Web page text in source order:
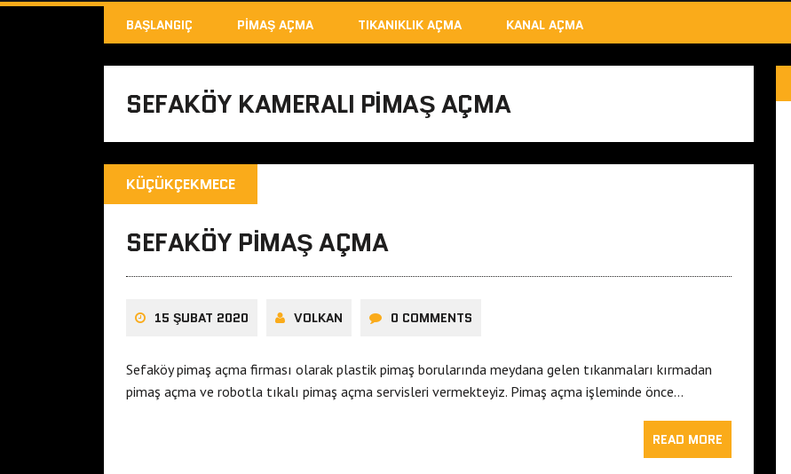
BAŞLANGIÇ PIMAŞ AÇMA TIKANIKLIK AÇMA KANAL AÇMA
SEFAKÖY KAMERALI PIMAŞ AÇMA
KÜÇÜKÇEKMECE
SEFAKÖY PIMAŞ AÇMA
15 ŞUBAT 2020 VOLKAN 0 COMMENTS
Sefaköy pimaş açma firması olarak plastik pimaş borularında meydana gelen tıkanmaları kırmadan
pimaş açma ve robotla tıkalı pimaş açma servisleri vermekteyiz. Pimaş açma işleminde önce…
READ MORE